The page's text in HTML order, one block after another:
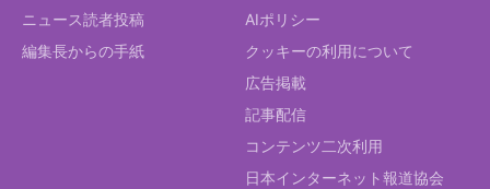
ニュース読者投稿
編集長からの手紙
AIポリシー
クッキーの利用について
広告掲載
記事配信
コンテンツ二次利用
日本インターネット報道協会